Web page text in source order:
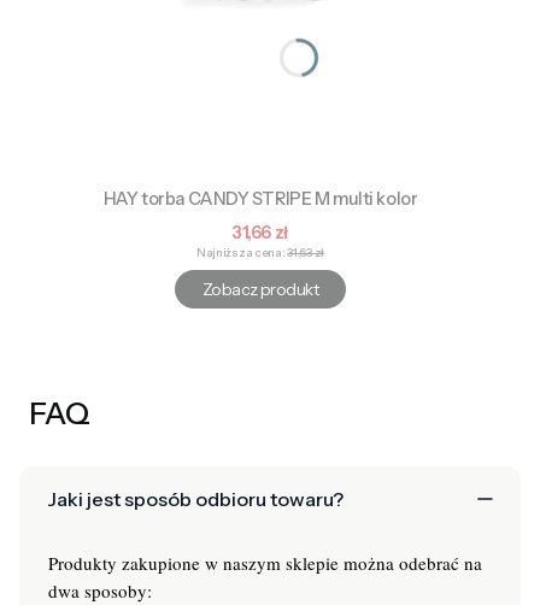
HAY torba CANDY STRIPE M multi kolor
Cena promocyjna
31,66 zł
Najniższa cena: 31,63 zł
Zobacz produkt
FAQ
Jaki jest sposób odbioru towaru?
Produkty zakupione w naszym sklepie można odebrać na
dwa sposoby: